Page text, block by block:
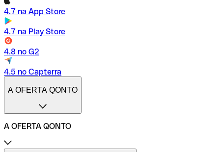
4.7 na App Store
4.7 na Play Store
4.8 no G2
4.5 no Capterra
A OFERTA QONTO
A OFERTA QONTO